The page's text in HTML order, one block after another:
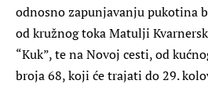
odnosno zapunjavanju pukotina
od kružnog toka Matulji
“Kuk”, te na Novoj cesti, od
broja 68, koji će trajati do 29.